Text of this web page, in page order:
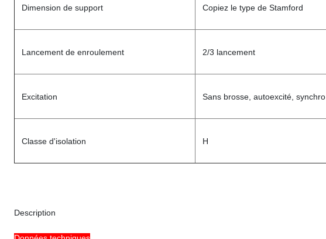
Dimension de support Copiez le type de Stamford
Lancement de enroulement 2/3 lancement
Excitation Sans brosse, autoexcité, synchro
Classe d'isolation H
Description